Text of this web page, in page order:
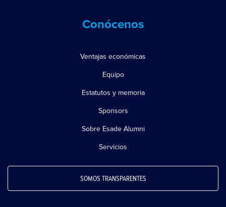
Conócenos
Ventajas económicas
Equipo
Estatutos y memoria
Sponsors
Sobre Esade Alumni
Servicios
SOMOS TRANSPARENTES